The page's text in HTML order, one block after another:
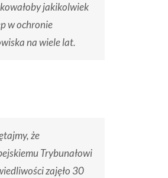
jakikolwiek
w ochronie
na wiele lat.
że
Trybunałowi
zajęło 30